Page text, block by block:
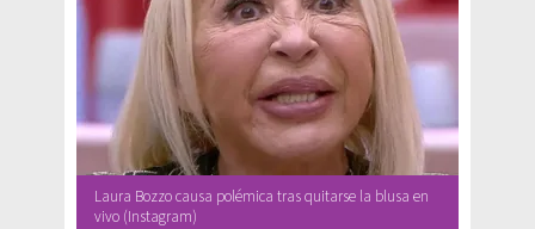
Laura Bozzo causa polémica tras quitarse la blusa en
vivo (Instagram)